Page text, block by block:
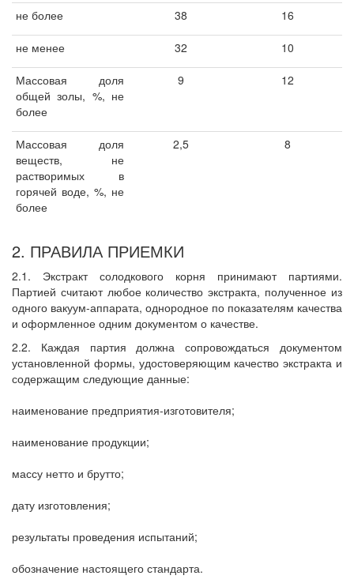
не более 38 16
не менее 32 10
Массовая доля
общей золы, %, не
более
9 12
Массовая доля
веществ, не
растворимых в
горячей воде, %, не
более
2,5 8
2. ПРАВИЛА ПРИЕМКИ
2.1. Экстракт солодкового корня принимают партиями.
Партией считают любое количество экстракта, полученное из
одного вакуум-аппарата, однородное по показателям качества
и оформленное одним документом о качестве.
2.2. Каждая партия должна сопровождаться документом
установленной формы, удостоверяющим качество экстракта и
содержащим следующие данные:
наименование предприятия-изготовителя;
наименование продукции;
массу нетто и брутто;
дату изготовления;
результаты проведения испытаний;
обозначение настоящего стандарта.